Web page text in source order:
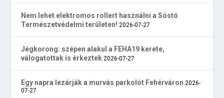
Nem lehet elektromos rollert használni a Sóstó
Természetvédelmi területen! 2026-07-27
Jégkorong: szépen alakul a FEHA19 kerete,
válogatottak is érkeztek 2026-07-27
Egy napra lezárják a murvás parkolót Fehérváron 2026-
07-27